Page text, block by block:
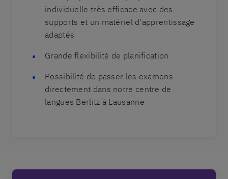
individuelle très efficace avec des
supports et un matériel d'apprentissage
adaptés
Grande flexibilité de planification
Possibilité de passer les examens
directement dans notre centre de
langues Berlitz à Lausanne